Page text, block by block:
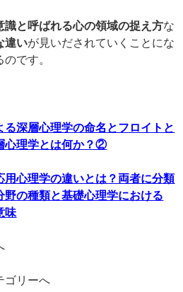
識と呼ばれる心の領域の捉え方な
違いが見いだされていくことにな
です。
る深層心理学の命名とフロイトと
心理学とは何か？②
用心理学の違いとは？両者に分類
野の種類と基礎心理学における
味
ゴリーへ